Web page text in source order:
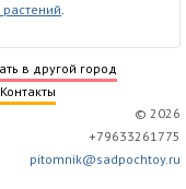
.
в другой город
Контакты
© 2026
+79633261775
pitomnik@sadpochtoy.ru